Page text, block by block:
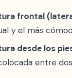
frontal
y el más
desde los
entre